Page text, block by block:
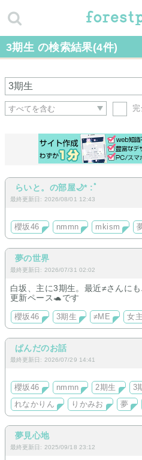
3期生 の検索結果(4件)
らいと。の部屋🌙* :ﾟ
最終更新日: 2026/08/01 12:43
櫻坂46 nmmn mkism
夢の世界
最終更新日: 2026/07/31 02:02
白坂、主に3期生。最近≠さんにも
更新ペース🐢です
櫻坂46 3期生 ≠ME 女主
ぱんだのお話
最終更新日: 2026/07/29 14:41
櫻坂46 nmmn 2期生 3
れなかりん
りかみお 夢
夢見心地
最終更新日: 2025/09/18 23:12